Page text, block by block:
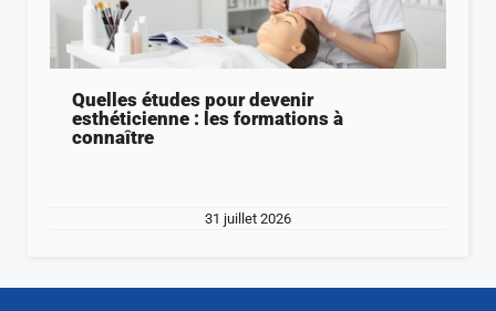
Quelles études pour devenir
esthéticienne : les formations à
connaître
31 juillet 2026